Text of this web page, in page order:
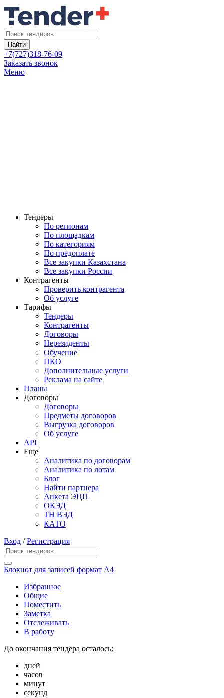
Найти
+7(727)318-76-09
Заказать звонок
Меню
Тендеры
По регионам
По площадкам
По категориям
По предоплате
Все закупки Казахстана
Все закупки России
Контрагенты
Проверить контрагента
Об услуге
Тарифы
Тендеры
Контрагенты
Договоры
Нерезиденты
Обучение
ПКО
Дополнительные услуги
Реклама на сайте
Планы
Договоры
Договоры
Предметы договоров
Выгрузка договоров
Об услуге
API
Еще
Аналитика по договорам
Аналитика по лотам
Блог
Найти партнера
Анкета ЭЦП
ОКЭД
ТН ВЭД
КАТО
Вход /Регистрация
Блокнот для записей формат А4
Избранное
Общие
Поместить
Заметка
Отслеживать
В работу
До окончания тендера осталось:
дней
часов
минут
секунд